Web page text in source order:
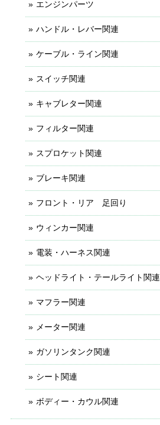
エンジンパーツ
ハンドル・レバー関連
ケーブル・ライン関連
スイッチ関連
キャブレター関連
フィルター関連
スプロケット関連
ブレーキ関連
フロント・リア 足回り
ウィンカー関連
電装・ハーネス関連
ヘッドライト・テールライト関連
マフラー関連
メーター関連
ガソリンタンク関連
シート関連
ボディー・カウル関連